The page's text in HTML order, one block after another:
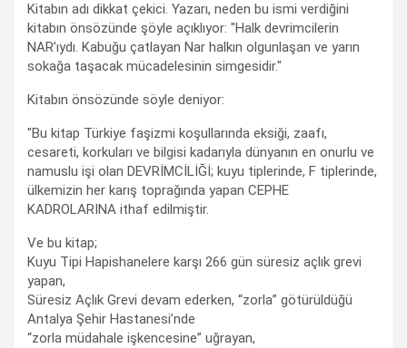
Kitabın adı dikkat çekici. Yazarı, neden bu ismi verdiğini
kitabın önsözünde şöyle açıklıyor: "Halk devrimcilerin
NAR’ıydı. Kabuğu çatlayan Nar halkın olgunlaşan ve yarın
sokağa taşacak mücadelesinin simgesidir."
Kitabın önsözünde söyle deniyor:
"Bu kitap Türkiye faşizmi koşullarında eksiği, zaafı,
cesareti, korkuları ve bilgisi kadarıyla dünyanın en onurlu ve
namuslu işi olan DEVRİMCİLİĞİ; kuyu tiplerinde, F tiplerinde,
ülkemizin her karış toprağında yapan CEPHE
KADROLARINA ithaf edilmiştir.
Ve bu kitap;
Kuyu Tipi Hapishanelere karşı 266 gün süresiz açlık grevi
yapan,
Süresiz Açlık Grevi devam ederken, “zorla” götürüldüğü
Antalya Şehir Hastanesi’nde
“zorla müdahale işkencesine” uğrayan,